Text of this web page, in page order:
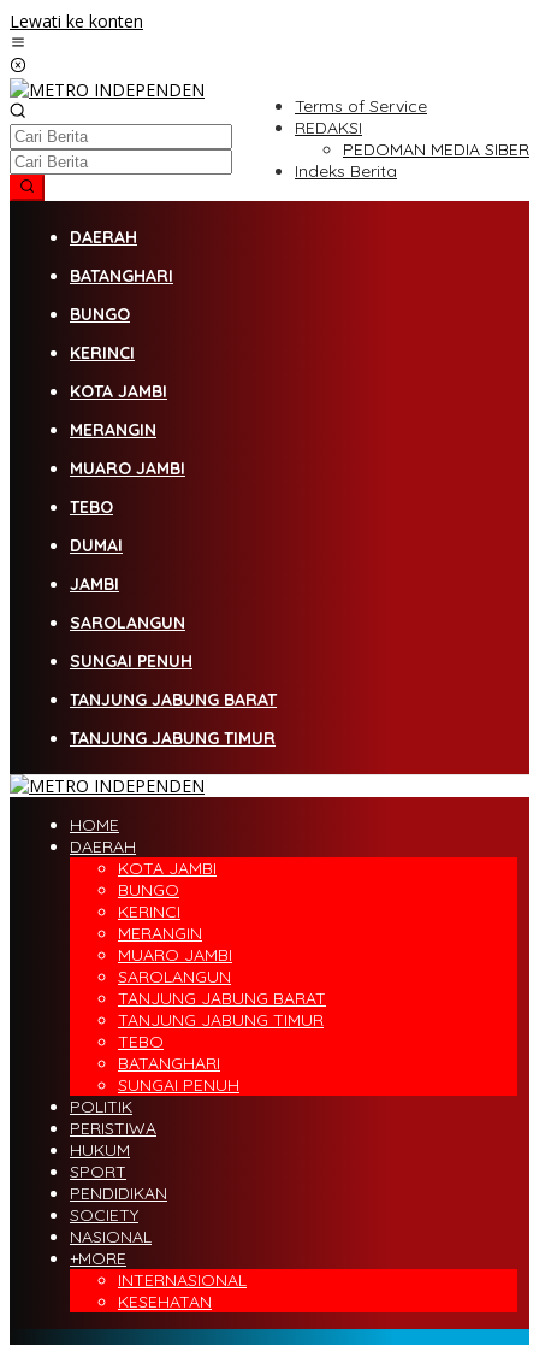
Lewati ke konten
Terms of Service
REDAKSI
PEDOMAN MEDIA SIBER
Indeks Berita
DAERAH
BATANGHARI
BUNGO
KERINCI
KOTA JAMBI
MERANGIN
MUARO JAMBI
TEBO
DUMAI
JAMBI
SAROLANGUN
SUNGAI PENUH
TANJUNG JABUNG BARAT
TANJUNG JABUNG TIMUR
HOME
DAERAH
KOTA JAMBI
BUNGO
KERINCI
MERANGIN
MUARO JAMBI
SAROLANGUN
TANJUNG JABUNG BARAT
TANJUNG JABUNG TIMUR
TEBO
BATANGHARI
SUNGAI PENUH
POLITIK
PERISTIWA
HUKUM
SPORT
PENDIDIKAN
SOCIETY
NASIONAL
+MORE
INTERNASIONAL
KESEHATAN